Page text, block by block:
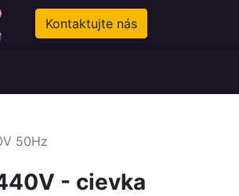
Novinky 0
Kontaktujte nás
50Hz
- cievka